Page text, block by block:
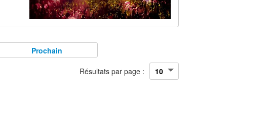
Prochain
Résultats par page :